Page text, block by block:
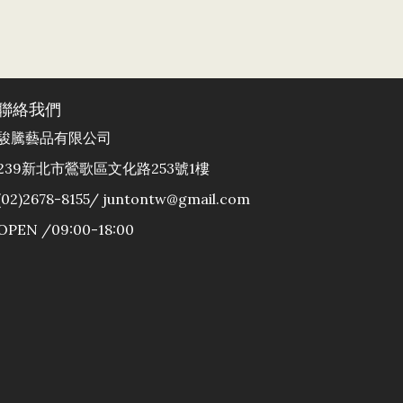
絡我們
騰藝品有限公司
新北市鶯歌區文化路253號1樓
8155/ juntontw@gmail.com
/09:00-18:00